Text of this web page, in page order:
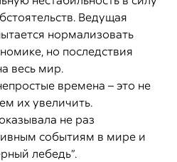
Ведущая
нормализовать
но последствия
весь мир.
времена – это не
их увеличить.
не раз
событиям в мире и
лебедь”.